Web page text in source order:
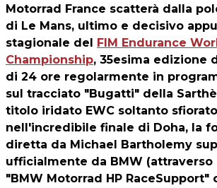
Motorrad France scatterà dalla
di Le Mans, ultimo e decisivo
stagionale del
FIM Endurance
Championship, 35esima edizione
di 24 ore regolarmente in
sul tracciato "Bugatti" della
titolo iridato EWC soltanto
nell'incredibile finale di Doha, la
diretta da Michael Bartholemy
ufficialmente da BMW
"BMW Motorrad HP RaceSupport"